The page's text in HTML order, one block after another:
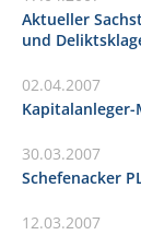
Aktueller
und
02.04.2007
30.03.2007
Schefenacker
12.03.2007